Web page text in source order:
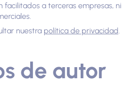
facilitados a terceras empresas, ni
nuestra política de privacidad.
de autor